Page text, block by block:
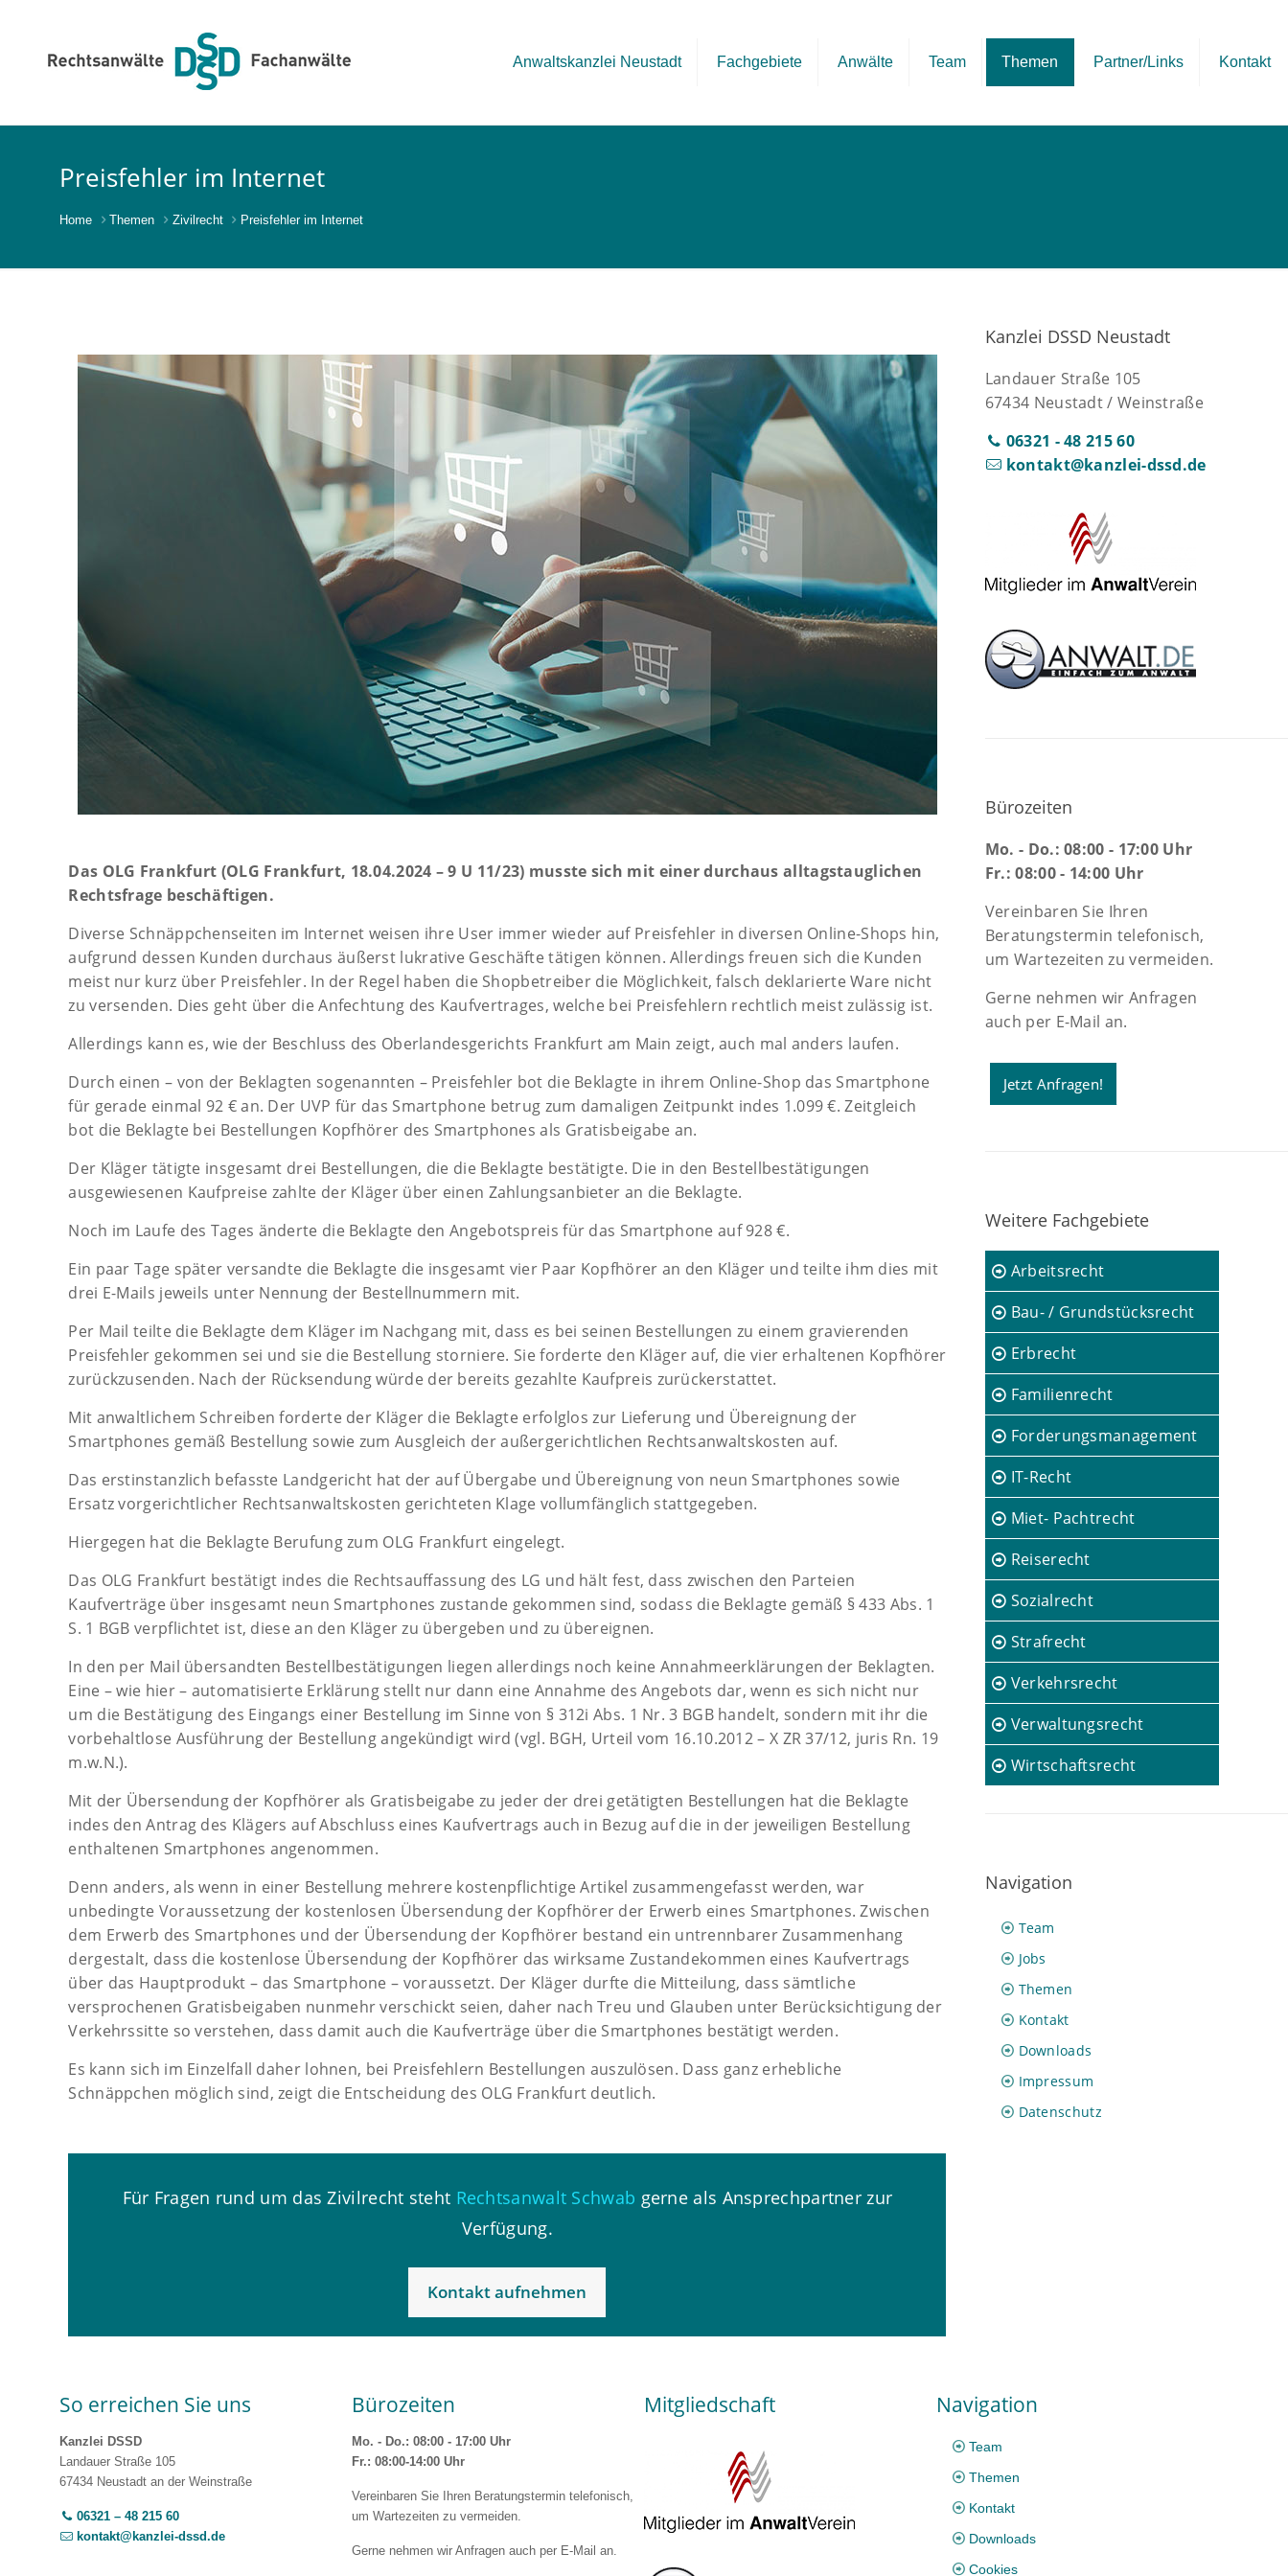
Anwaltskanzlei Neustadt Fachgebiete Anwälte Team Themen Partner/Links Kontakt
Preisfehler im Internet
Home Themen Zivilrecht Preisfehler im Internet
Das OLG Frankfurt (OLG Frankfurt, 18.04.2024 – 9 U 11/23) musste sich mit einer durchaus alltagstauglichen
Rechtsfrage beschäftigen.
Diverse Schnäppchenseiten im Internet weisen ihre User immer wieder auf Preisfehler in diversen Online-Shops hin,
aufgrund dessen Kunden durchaus äußerst lukrative Geschäfte tätigen können. Allerdings freuen sich die Kunden
meist nur kurz über Preisfehler. In der Regel haben die Shopbetreiber die Möglichkeit, falsch deklarierte Ware nicht
zu versenden. Dies geht über die Anfechtung des Kaufvertrages, welche bei Preisfehlern rechtlich meist zulässig ist.
Allerdings kann es, wie der Beschluss des Oberlandesgerichts Frankfurt am Main zeigt, auch mal anders laufen.
Durch einen – von der Beklagten sogenannten – Preisfehler bot die Beklagte in ihrem Online-Shop das Smartphone
für gerade einmal 92 € an. Der UVP für das Smartphone betrug zum damaligen Zeitpunkt indes 1.099 €. Zeitgleich
bot die Beklagte bei Bestellungen Kopfhörer des Smartphones als Gratisbeigabe an.
Der Kläger tätigte insgesamt drei Bestellungen, die die Beklagte bestätigte. Die in den Bestellbestätigungen
ausgewiesenen Kaufpreise zahlte der Kläger über einen Zahlungsanbieter an die Beklagte.
Noch im Laufe des Tages änderte die Beklagte den Angebotspreis für das Smartphone auf 928 €.
Ein paar Tage später versandte die Beklagte die insgesamt vier Paar Kopfhörer an den Kläger und teilte ihm dies mit
drei E-Mails jeweils unter Nennung der Bestellnummern mit.
Per Mail teilte die Beklagte dem Kläger im Nachgang mit, dass es bei seinen Bestellungen zu einem gravierenden
Preisfehler gekommen sei und sie die Bestellung storniere. Sie forderte den Kläger auf, die vier erhaltenen Kopfhörer
zurückzusenden. Nach der Rücksendung würde der bereits gezahlte Kaufpreis zurückerstattet.
Mit anwaltlichem Schreiben forderte der Kläger die Beklagte erfolglos zur Lieferung und Übereignung der
Smartphones gemäß Bestellung sowie zum Ausgleich der außergerichtlichen Rechtsanwaltskosten auf.
Das erstinstanzlich befasste Landgericht hat der auf Übergabe und Übereignung von neun Smartphones sowie
Ersatz vorgerichtlicher Rechtsanwaltskosten gerichteten Klage vollumfänglich stattgegeben.
Hiergegen hat die Beklagte Berufung zum OLG Frankfurt eingelegt.
Das OLG Frankfurt bestätigt indes die Rechtsauffassung des LG und hält fest, dass zwischen den Parteien
Kaufverträge über insgesamt neun Smartphones zustande gekommen sind, sodass die Beklagte gemäß § 433 Abs. 1
S. 1 BGB verpflichtet ist, diese an den Kläger zu übergeben und zu übereignen.
In den per Mail übersandten Bestellbestätigungen liegen allerdings noch keine Annahmeerklärungen der Beklagten.
Eine – wie hier – automatisierte Erklärung stellt nur dann eine Annahme des Angebots dar, wenn es sich nicht nur
um die Bestätigung des Eingangs einer Bestellung im Sinne von § 312i Abs. 1 Nr. 3 BGB handelt, sondern mit ihr die
vorbehaltlose Ausführung der Bestellung angekündigt wird (vgl. BGH, Urteil vom 16.10.2012 – X ZR 37/12, juris Rn. 19
m.w.N.).
Mit der Übersendung der Kopfhörer als Gratisbeigabe zu jeder der drei getätigten Bestellungen hat die Beklagte
indes den Antrag des Klägers auf Abschluss eines Kaufvertrags auch in Bezug auf die in der jeweiligen Bestellung
enthaltenen Smartphones angenommen.
Denn anders, als wenn in einer Bestellung mehrere kostenpflichtige Artikel zusammengefasst werden, war
unbedingte Voraussetzung der kostenlosen Übersendung der Kopfhörer der Erwerb eines Smartphones. Zwischen
dem Erwerb des Smartphones und der Übersendung der Kopfhörer bestand ein untrennbarer Zusammenhang
dergestalt, dass die kostenlose Übersendung der Kopfhörer das wirksame Zustandekommen eines Kaufvertrags
über das Hauptprodukt – das Smartphone – voraussetzt. Der Kläger durfte die Mitteilung, dass sämtliche
versprochenen Gratisbeigaben nunmehr verschickt seien, daher nach Treu und Glauben unter Berücksichtigung der
Verkehrssitte so verstehen, dass damit auch die Kaufverträge über die Smartphones bestätigt werden.
Es kann sich im Einzelfall daher lohnen, bei Preisfehlern Bestellungen auszulösen. Dass ganz erhebliche
Schnäppchen möglich sind, zeigt die Entscheidung des OLG Frankfurt deutlich.
Für Fragen rund um das Zivilrecht steht Rechtsanwalt Schwab gerne als Ansprechpartner zur
Verfügung.
Kontakt aufnehmen
Kanzlei DSSD Neustadt
Landauer Straße 105
67434 Neustadt / Weinstraße
06321 - 48 215 60
kontakt@kanzlei-dssd.de
Bürozeiten
Mo. - Do.: 08:00 - 17:00 Uhr
Fr.: 08:00 - 14:00 Uhr
Vereinbaren Sie Ihren
Beratungstermin telefonisch,
um Wartezeiten zu vermeiden.
Gerne nehmen wir Anfragen
auch per E-Mail an.
Jetzt Anfragen!
Weitere Fachgebiete
Arbeitsrecht
Bau- / Grundstücksrecht
Erbrecht
Familienrecht
Forderungsmanagement
IT-Recht
Miet- Pachtrecht
Reiserecht
Sozialrecht
Strafrecht
Verkehrsrecht
Verwaltungsrecht
Wirtschaftsrecht
Navigation
Team
Jobs
Themen
Kontakt
Downloads
Impressum
Datenschutz
So erreichen Sie uns
Kanzlei DSSD
Landauer Straße 105
67434 Neustadt an der Weinstraße
06321 – 48 215 60
kontakt@kanzlei-dssd.de
Bürozeiten
Mo. - Do.: 08:00 - 17:00 Uhr
Fr.: 08:00-14:00 Uhr
Vereinbaren Sie Ihren Beratungstermin telefonisch,
um Wartezeiten zu vermeiden.
Gerne nehmen wir Anfragen auch per E-Mail an.
Mitgliedschaft Navigation
Team
Themen
Kontakt
Downloads
Cookies